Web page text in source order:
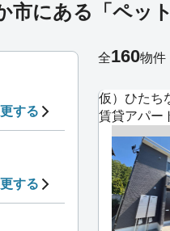
市にある「ペッ
仮）ひたち
賃貸アパー
全160物件
する
する